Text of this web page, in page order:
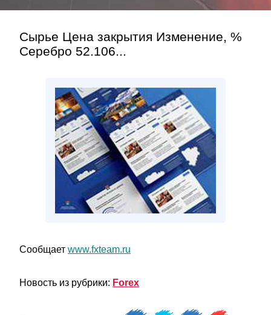
Сырье Цена закрытия Изменение, %
Серебро 52.106...
Сообщает www.fxteam.ru
Новость из рубрики: Forex
Контакт»